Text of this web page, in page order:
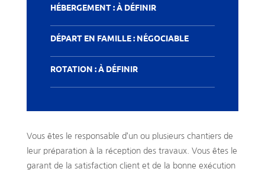
HÉBERGEMENT : À DÉFINIR
DÉPART EN FAMILLE : NÉGOCIABLE
ROTATION : À DÉFINIR
Vous êtes le responsable d’un ou plusieurs chantiers de
leur préparation à la réception des travaux. Vous êtes le
garant de la satisfaction client et de la bonne exécution